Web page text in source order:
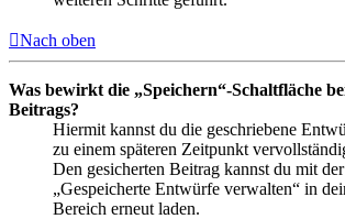
Nach oben
Was bewirkt die „Speichern“-Schaltfläche
Beitrags?
Hiermit kannst du die geschriebene
zu einem späteren Zeitpunkt
Den gesicherten Beitrag kannst du mit
„Gespeicherte Entwürfe verwalten“ in
Bereich erneut laden.